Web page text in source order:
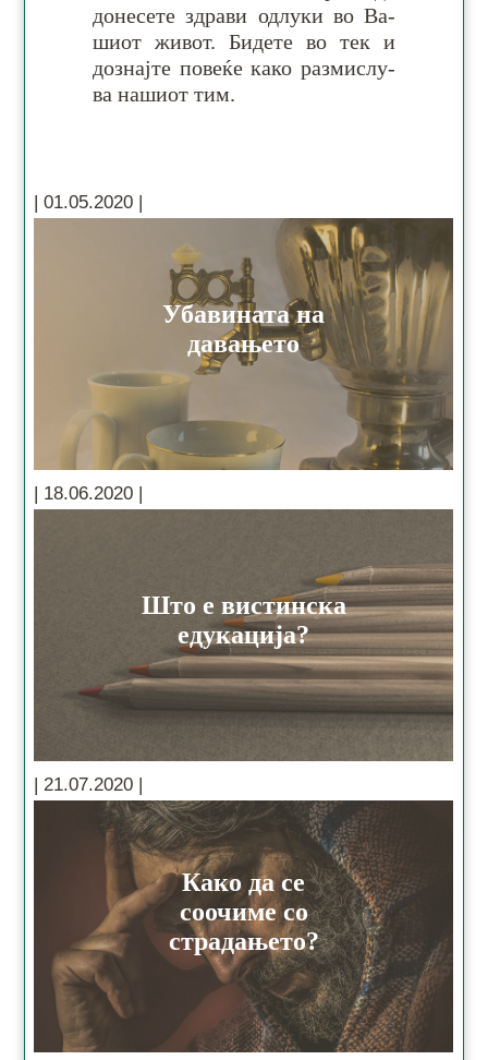
до­не­се­те здра­ви од­лу­ки во Ва­
шиот жи­вот. Би­де­те во тек и
доз­најт­е по­ве­ќе ка­ко раз­ми­слу­
ва на­ши­от тим.
Убавината на
давањето
Што е вистинска
едукација?
Како да се
соочиме со
страдањето?